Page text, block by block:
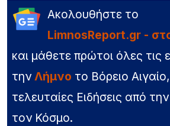
Ακολουθήστε το
LimnosReport.gr -
και μάθετε πρώτοι όλες τις
την Λήμνο το Βόρειο
τελευταίες Ειδήσεις από
τον Κόσμο.